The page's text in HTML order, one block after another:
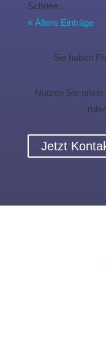
Schnee...
« Ältere Einträge
Sie haben
Nutzen Sie
Jetzt